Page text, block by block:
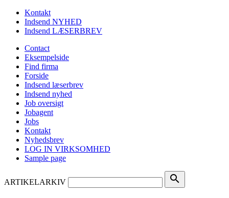
Kontakt
Indsend NYHED
Indsend LÆSERBREV
Contact
Eksempelside
Find firma
Forside
Indsend læserbrev
Indsend nyhed
Job oversigt
Jobagent
Jobs
Kontakt
Nyhedsbrev
LOG IN VIRKSOMHED
Sample page
ARTIKELARKIV search